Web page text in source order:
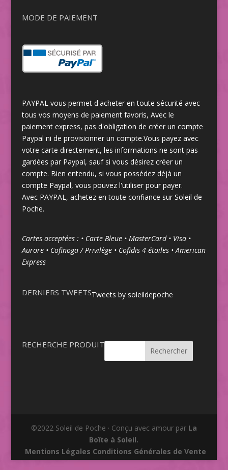
MODE DE PAIEMENT
PAYPAL vous permet d'acheter en toute sécurité avec
tous vos moyens de paiement favoris, Avec le
paiement express, pas d'obligation de créer un compte
Paypal ni de provisionner un compte.Vous payez avec
votre carte directement, les informations ne sont pas
gardées par Paypal, sauf si vous désirez créer un
compte. Bien entendu, si vous possédez déjà un
compte Paypal, vous pouvez l'utiliser pour payer.
Avec PAYPAL, achetez en toute confiance sur Soleil de
Poche.
Cartes acceptées : • Carte Bleue • MasterCard • Visa •
Aurore • Cofinoga / Privilège • Cofidis 4 étoiles • American
Express
DERNIERS TWEETSTweets by soleildepoche
RECHERCHE PRODUIT
Rechercher
©2022 Soleil de Poche · Conçu avec amour par La
Boîte à Soleil.
Mentions Légales Conditions Générales de Vente